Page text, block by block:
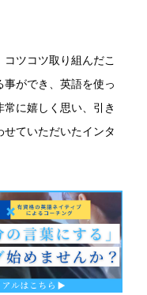
ツコツ取り組んだこ
事ができ、英語を使っ
に嬉しく思い、引き
ていただいたインタ